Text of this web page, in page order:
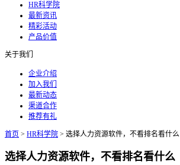
HR科学院
最新资讯
精彩活动
产品价值
关于我们
企业介绍
加入我们
最新动态
渠道合作
推荐有礼
首页 > HR科学院 > 选择人力资源软件，不看排名看什么
选择人力资源软件，不看排名看什么